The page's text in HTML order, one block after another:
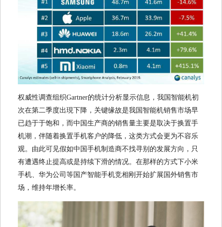
权威性调查组织Gartner的统计分析显示信息，我国智能机初
次在第二季度出現下降，关键缘故是我国智能机销售市场早
已趋于于饱和，而中国生产商的销售量主要是取决于换置手
机潮，伴随着换置手机客户的降低，这类方式会更为不容乐
观。由此可见假如中国手机制造商不找寻别的发展方向，只
有遭遇终止提高或是持续下滑的情况。在那样的方式下小米
手机、华为公司等国产智能手机竞相刚开始扩展国外销售市
场，维持年增长率。